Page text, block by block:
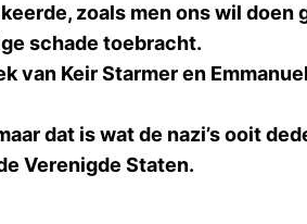
zoals men ons wil
schade toebracht.
van Keir Starmer en
dat is wat de nazi’s ooit
Verenigde Staten.